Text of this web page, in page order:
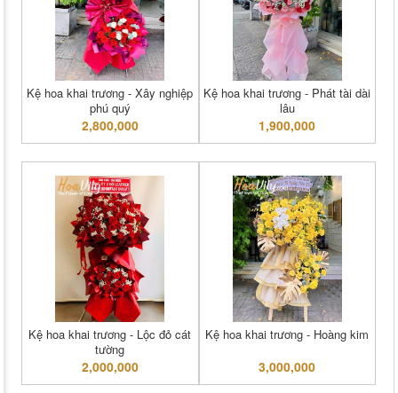
Kệ hoa khai trương - Xây nghiệp
phú quý
2,800,000
Kệ hoa khai trương - Phát tài dài
lâu
1,900,000
Kệ hoa khai trương - Lộc đỏ cát
tường
2,000,000
Kệ hoa khai trương - Hoàng kim
3,000,000